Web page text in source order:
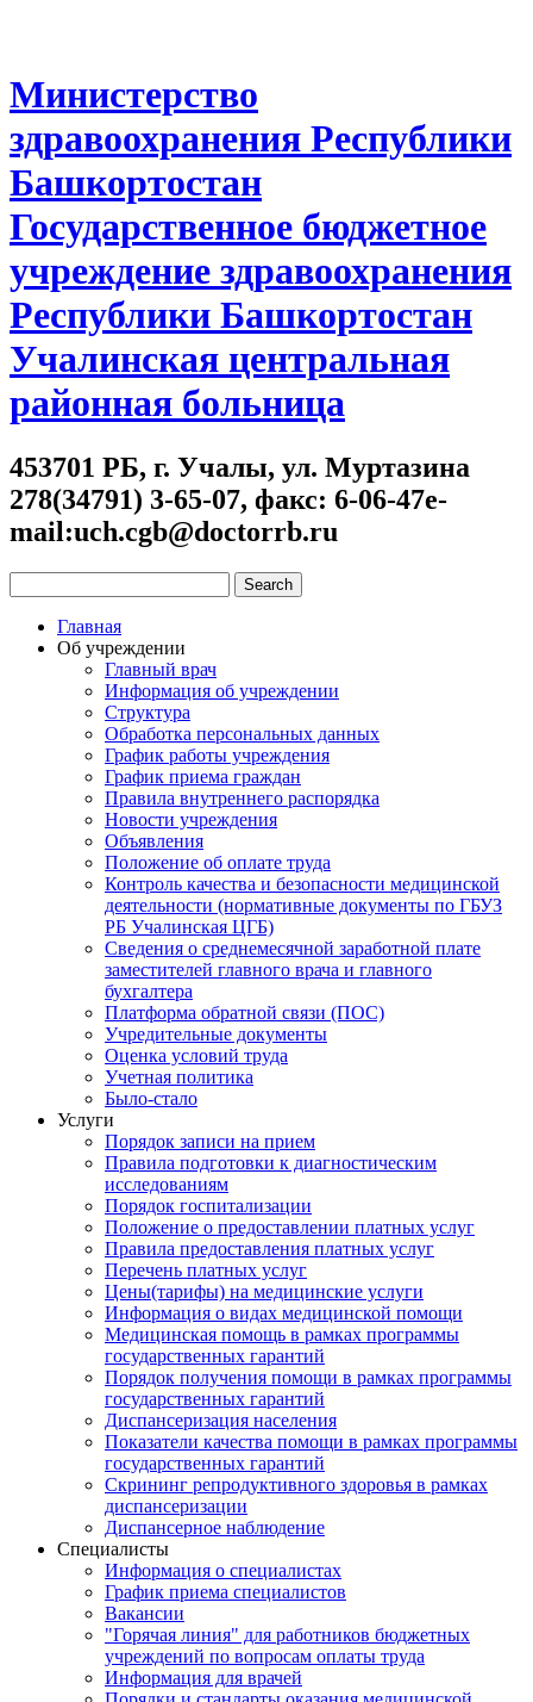
Министерство
здравоохранения Республики
Башкортостан
Государственное бюджетное
учреждение здравоохранения
Республики Башкортостан
Учалинская центральная
районная больница
453701 РБ, г. Учалы, ул. Муртазина
278(34791) 3-65-07, факс: 6-06-47e-
mail:uch.cgb@doctorrb.ru
Главная
Об учреждении
Главный врач
Информация об учреждении
Структура
Обработка персональных данных
График работы учреждения
График приема граждан
Правила внутреннего распорядка
Новости учреждения
Объявления
Положение об оплате труда
Контроль качества и безопасности медицинской
деятельности (нормативные документы по ГБУЗ
РБ Учалинская ЦГБ)
Сведения о среднемесячной заработной плате
заместителей главного врача и главного
бухгалтера
Платформа обратной связи (ПОС)
Учредительные документы
Оценка условий труда
Учетная политика
Было-стало
Услуги
Порядок записи на прием
Правила подготовки к диагностическим
исследованиям
Порядок госпитализации
Положение о предоставлении платных услуг
Правила предоставления платных услуг
Перечень платных услуг
Цены(тарифы) на медицинские услуги
Информация о видах медицинской помощи
Медицинская помощь в рамках программы
государственных гарантий
Порядок получения помощи в рамках программы
государственных гарантий
Диспансеризация населения
Показатели качества помощи в рамках программы
государственных гарантий
Скрининг репродуктивного здоровья в рамках
диспансеризации
Диспансерное наблюдение
Специалисты
Информация о специалистах
График приема специалистов
Вакансии
"Горячая линия" для работников бюджетных
учреждений по вопросам оплаты труда
Информация для врачей